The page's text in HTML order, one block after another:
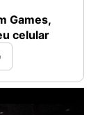
Games,
celular